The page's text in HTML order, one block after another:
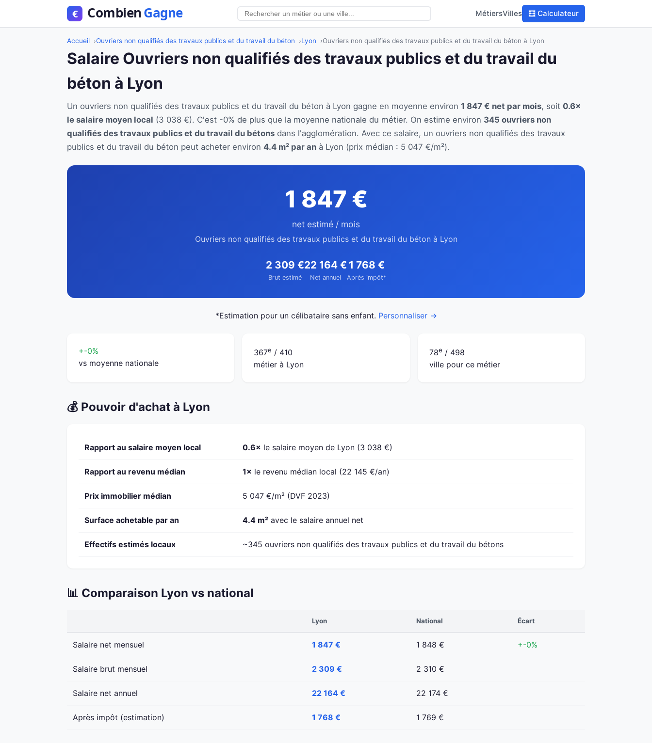
MétiersVilles 🧮 Calculateur
Accueil Ouvriers non qualifiés des travaux publics et du travail du béton Lyon Ouvriers non qualifiés des travaux publics et du travail du béton à Lyon
Salaire Ouvriers non qualifiés des travaux publics et du travail du
béton à Lyon
Un ouvriers non qualifiés des travaux publics et du travail du béton à Lyon gagne en moyenne environ 1 847 € net par mois, soit 0.6×
le salaire moyen local (3 038 €). C'est -0% de plus que la moyenne nationale du métier. On estime environ 345 ouvriers non
qualifiés des travaux publics et du travail du bétons dans l'agglomération. Avec ce salaire, un ouvriers non qualifiés des travaux
publics et du travail du béton peut acheter environ 4.4 m² par an à Lyon (prix médian : 5 047 €/m²).
1 847 €
net estimé / mois
Ouvriers non qualifiés des travaux publics et du travail du béton à Lyon
2 309 €
Brut estimé
22 164 €
Net annuel
1 768 €
Après impôt*
*Estimation pour un célibataire sans enfant. Personnaliser →
+-0%
vs moyenne nationale
367e / 410
métier à Lyon
78e / 498
ville pour ce métier
💰 Pouvoir d'achat à Lyon
Rapport au salaire moyen local 0.6× le salaire moyen de Lyon (3 038 €)
Rapport au revenu médian 1× le revenu médian local (22 145 €/an)
Prix immobilier médian 5 047 €/m² (DVF 2023)
Surface achetable par an 4.4 m² avec le salaire annuel net
Effectifs estimés locaux ~345 ouvriers non qualifiés des travaux publics et du travail du bétons
📊 Comparaison Lyon vs national
Lyon National Écart
Salaire net mensuel 1 847 € 1 848 € +-0%
Salaire brut mensuel 2 309 € 2 310 €
Salaire net annuel 22 164 € 22 174 €
Après impôt (estimation) 1 768 € 1 769 €